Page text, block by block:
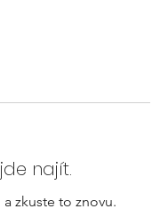
najít.
zkuste to znovu.